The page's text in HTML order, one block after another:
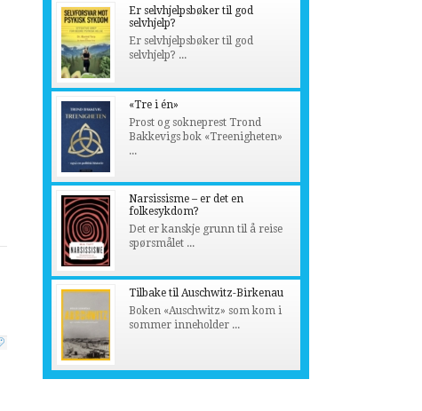
Er selvhjelpsbøker til god
selvhjelp?
Er selvhjelpsbøker til god
selvhjelp? ...
«Tre i én»
Prost og sokneprest Trond
Bakkevigs bok «Treenigheten»
...
Narsissisme – er det en
folkesykdom?
Det er kanskje grunn til å reise
spørsmålet ...
Tilbake til Auschwitz-Birkenau
Boken «Auschwitz» som kom i
sommer inneholder ...